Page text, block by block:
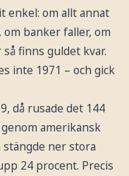
enkel: om allt annat
banker faller, om
finns guldet kvar.
inte 1971 – och gick
då rusade det 144
amerikansk
ner stora
24 procent. Precis